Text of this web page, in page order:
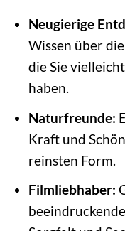
Neugierige
Wissen über
die Sie
haben.
Naturfreunde:
Kraft und
reinsten Form.
Filmliebhaber: